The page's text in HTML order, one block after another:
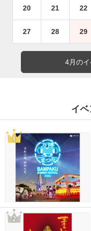
20 21 22
27 28 29
4月の
イ